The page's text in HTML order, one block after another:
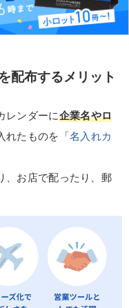
配布するメリット
レンダーに企業名やロ
れたものを「名入れカ
、お店で配ったり、郵